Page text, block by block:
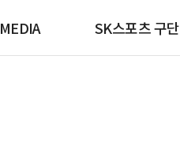
MEDIA SK스포츠 구단